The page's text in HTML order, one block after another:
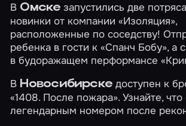
В Омске запустились две
новинки от компании «Изоляция»,
расположенные по соседству!
ребенка в гости к«Спанч Бобу», а
в будоражащем перформансе
В Новосибирске доступен к
«1408. После пожара». Узнайте,
легендарным номером после